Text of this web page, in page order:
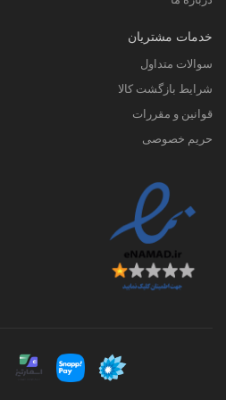
خدمات مشتریان
سوالات متداول
شرایط بازگشت کالا
قوانین و مقررات
حریم خصوصی